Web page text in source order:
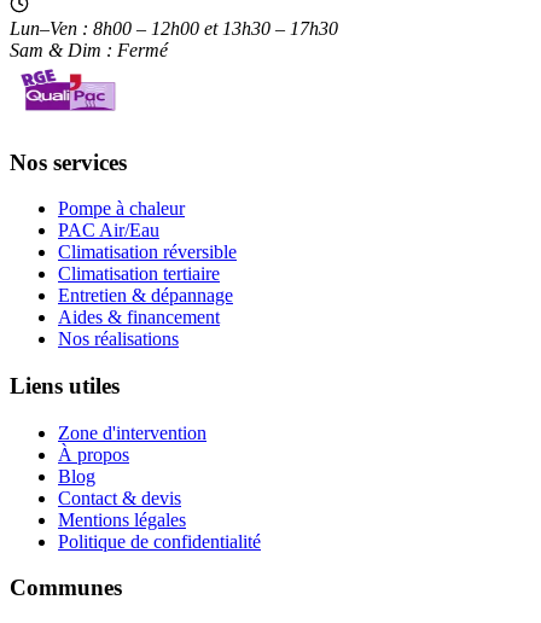
Lun–Ven : 8h00 – 12h00 et 13h30 – 17h30
Sam & Dim : Fermé
Nos services
Pompe à chaleur
PAC Air/Eau
Climatisation réversible
Climatisation tertiaire
Entretien & dépannage
Aides & financement
Nos réalisations
Liens utiles
Zone d'intervention
À propos
Blog
Contact & devis
Mentions légales
Politique de confidentialité
Communes